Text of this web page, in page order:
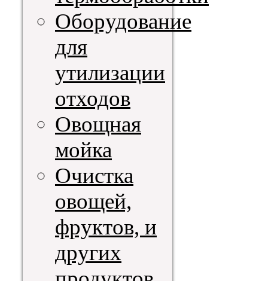
Оборудование
для
утилизации
отходов
Овощная
мойка
Очистка
овощей,
фруктов, и
других